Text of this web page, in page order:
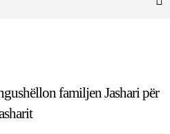
familjen Jashari për